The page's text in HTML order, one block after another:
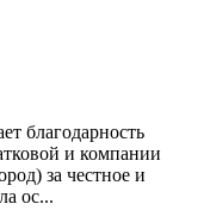
благодарность
и компании
за честное и
ос...